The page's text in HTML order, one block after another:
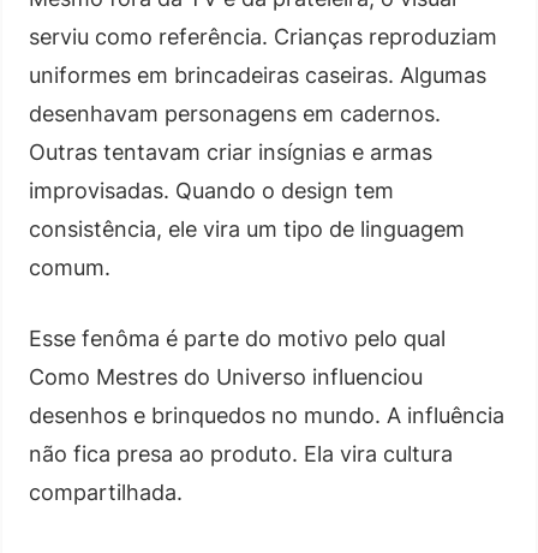
serviu como referência. Crianças reproduziam
uniformes em brincadeiras caseiras. Algumas
desenhavam personagens em cadernos.
Outras tentavam criar insígnias e armas
improvisadas. Quando o design tem
consistência, ele vira um tipo de linguagem
comum.
Esse fenôma é parte do motivo pelo qual
Como Mestres do Universo influenciou
desenhos e brinquedos no mundo. A influência
não fica presa ao produto. Ela vira cultura
compartilhada.